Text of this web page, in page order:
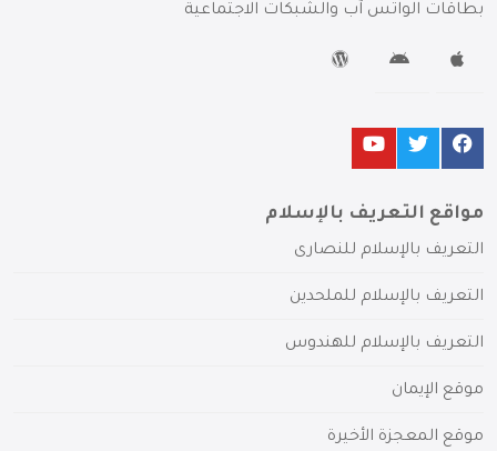
بطاقات الواتس آب والشبكات الاجتماعية
مواقع التعريف بالإسلام
التعريف بالإسلام للنصارى
التعريف بالإسلام للملحدين
التعريف بالإسلام للهندوس
موقع الإيمان
موقع المعجزة الأخيرة